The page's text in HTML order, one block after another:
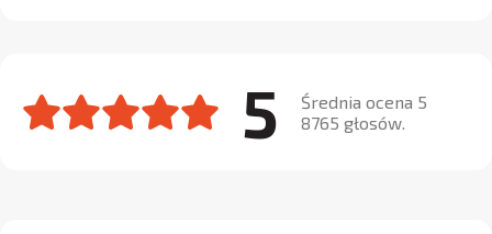
5
Średnia ocena 5
8765 głosów.